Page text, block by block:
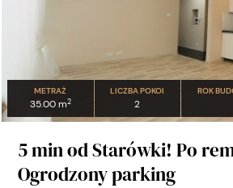
METRAŻ
35.00 m2
LICZBA POKOI
2
ROK
5 min od Starówki! Po
Ogrodzony parking